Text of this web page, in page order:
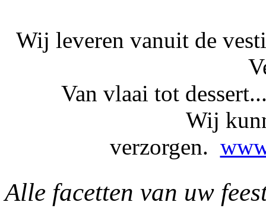
Wij leveren vanuit de
Van vlaai tot
Wij
verzorgen.
Alle facetten van uw